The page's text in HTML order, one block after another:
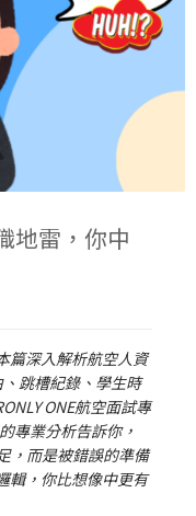
地雷，你中
篇深入解析航空人資
跳槽紀錄、學生時
ONE航空面試專
專業分析告訴你，
，而是被錯誤的準備
輯，你比想像中更有